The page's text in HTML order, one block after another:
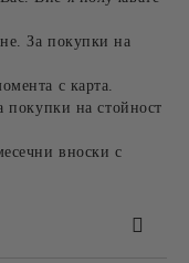
За покупки на
с карта.
покупки на стойност
вноски с